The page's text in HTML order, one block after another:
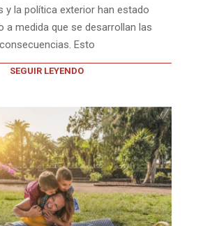
y la política exterior han estado
a medida que se desarrollan las
consecuencias. Esto
SEGUIR LEYENDO